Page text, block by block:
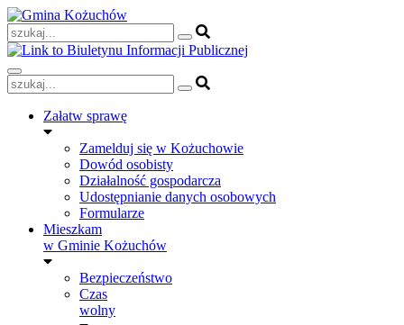
Skip
to
content
Załatw sprawę
Zamelduj się w Kożuchowie
Dowód osobisty
Działalność gospodarcza
Udostępnianie danych osobowych
Formularze
Mieszkam
w Gminie Kożuchów
Bezpieczeństwo
Czas
wolny